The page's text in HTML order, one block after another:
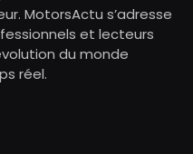
MotorsActu s’adresse
et lecteurs
du monde
réel.